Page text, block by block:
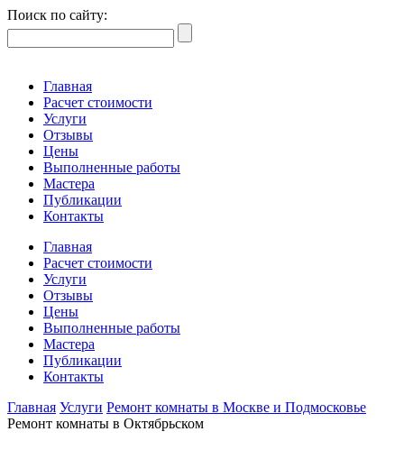
Поиск по сайту:
Главная
Расчет стоимости
Услуги
Отзывы
Цены
Выполненные работы
Мастера
Публикации
Контакты
Главная
Расчет стоимости
Услуги
Отзывы
Цены
Выполненные работы
Мастера
Публикации
Контакты
Главная Услуги Ремонт комнаты в Москве и Подмосковье
Ремонт комнаты в Октябрьском